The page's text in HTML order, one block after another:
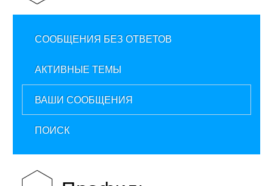
СООБЩЕНИЯ БЕЗ ОТВЕТОВ
АКТИВНЫЕ ТЕМЫ
ВАШИ СООБЩЕНИЯ
ПОИСК